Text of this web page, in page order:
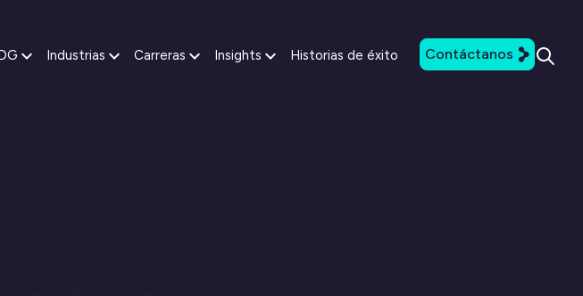
Industrias Carreras Insights Historias de éxito Contáctanos